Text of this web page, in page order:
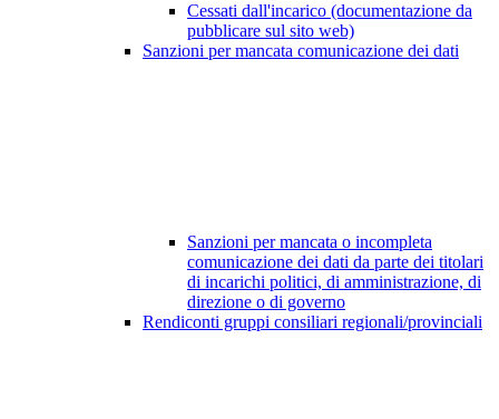
Cessati dall'incarico (documentazione da
pubblicare sul sito web)
Sanzioni per mancata comunicazione dei dati
Sanzioni per mancata o incompleta
comunicazione dei dati da parte dei titolari
di incarichi politici, di amministrazione, di
direzione o di governo
Rendiconti gruppi consiliari regionali/provinciali